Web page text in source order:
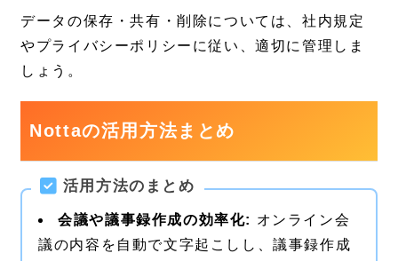
データの保存・共有・削除については、社内規定
やプライバシーポリシーに従い、適切に管理しま
しょう。
Nottaの活用方法まとめ
活用方法のまとめ
会議や議事録作成の効率化: オンライン会
議の内容を自動で文字起こしし、議事録作成